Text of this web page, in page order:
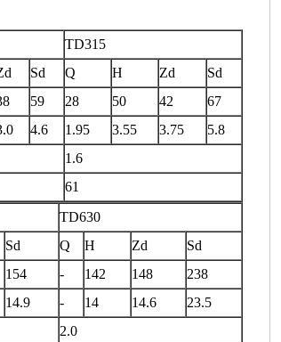
TD315
Sd Q H Zd
Sd
59 28 50 42
67
4.6 1.95 3.55 3.75
5.8
1.6
61
TD630
Sd Q H Zd
Sd
154 - 142 148
238
14.9 - 14 14.6
23.5
2.0